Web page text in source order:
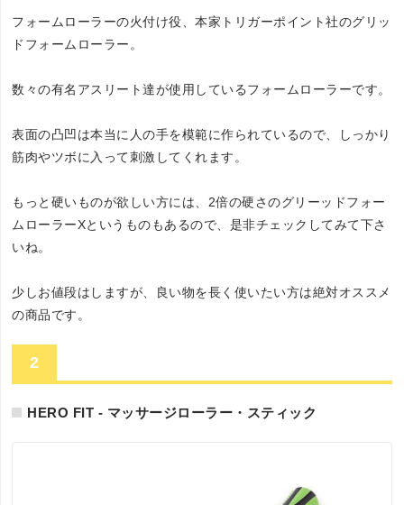
フォームローラーの火付け役、本家トリガーポイント社のグリッ
ドフォームローラー。
数々の有名アスリート達が使用しているフォームローラーです。
表面の凸凹は本当に人の手を模範に作られているので、しっかり
筋肉やツボに入って刺激してくれます。
もっと硬いものが欲しい方には、2倍の硬さのグリーッドフォー
ムローラーXというものもあるので、是非チェックしてみて下さ
いね。
少しお値段はしますが、良い物を長く使いたい方は絶対オススメ
の商品です。
2
HERO FIT - マッサージローラー・スティック